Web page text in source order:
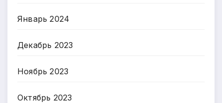
Январь 2024
Декабрь 2023
Ноябрь 2023
Октябрь 2023